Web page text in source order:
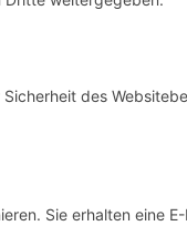
des
Sie erhalten eine